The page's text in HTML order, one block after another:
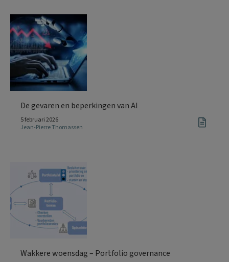
De gevaren en beperkingen van AI
5 februari 2026
Jean-Pierre Thomassen
Wakkere woensdag – Portfolio governance